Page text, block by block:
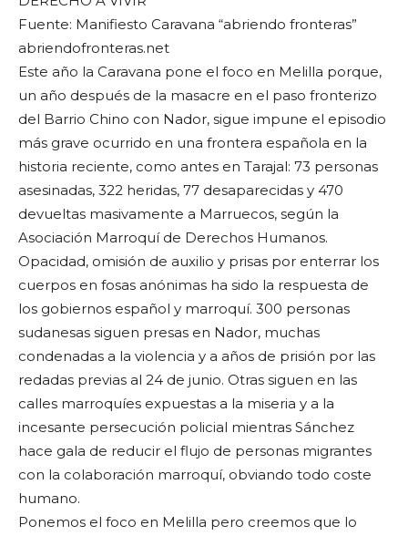
Fuente: Manifiesto Caravana “abriendo fronteras”
abriendofronteras.net
Este año la Caravana pone el foco en Melilla porque,
un año después de la masacre en el paso fronterizo
del Barrio Chino con Nador, sigue impune el episodio
más grave ocurrido en una frontera española en la
historia reciente, como antes en Tarajal: 73 personas
asesinadas, 322 heridas, 77 desaparecidas y 470
devueltas masivamente a Marruecos, según la
Asociación Marroquí de Derechos Humanos.
Opacidad, omisión de auxilio y prisas por enterrar los
cuerpos en fosas anónimas ha sido la respuesta de
los gobiernos español y marroquí. 300 personas
sudanesas siguen presas en Nador, muchas
condenadas a la violencia y a años de prisión por las
redadas previas al 24 de junio. Otras siguen en las
calles marroquíes expuestas a la miseria y a la
incesante persecución policial mientras Sánchez
hace gala de reducir el flujo de personas migrantes
con la colaboración marroquí, obviando todo coste
humano.
Ponemos el foco en Melilla pero creemos que lo